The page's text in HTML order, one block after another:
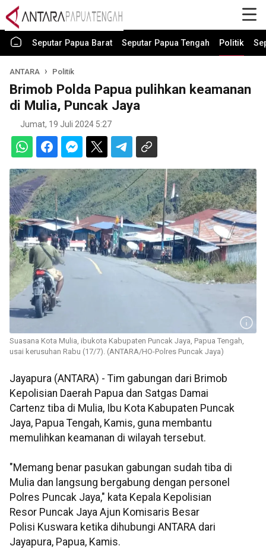
Seputar Papua Barat Seputar Papua Tengah Politik
ANTARA Politik
Brimob Polda Papua pulihkan keamanan
di Mulia, Puncak Jaya
Jumat, 19 Juli 2024 5:27
Suasana Kota Mulia, ibukota Kabupaten Puncak Jaya, Papua Tengah,
usai kerusuhan Rabu (17/7). (ANTARA/HO-Polres Puncak Jaya)
Jayapura (ANTARA) - Tim gabungan dari Brimob
Kepolisian Daerah Papua dan Satgas Damai
Cartenz tiba di Mulia, Ibu Kota Kabupaten Puncak
Jaya, Papua Tengah, Kamis, guna membantu
memulihkan keamanan di wilayah tersebut.
"Memang benar pasukan gabungan sudah tiba di
Mulia dan langsung bergabung dengan personel
Polres Puncak Jaya," kata Kepala Kepolisian
Resor Puncak Jaya Ajun Komisaris Besar
Polisi Kuswara ketika dihubungi ANTARA dari
Jayapura, Papua, Kamis.